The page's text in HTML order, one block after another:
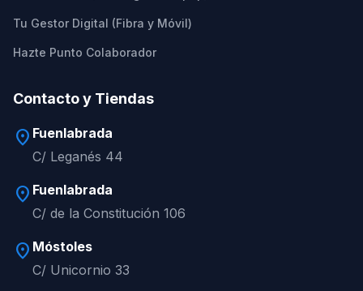
Tu Gestor Digital (Fibra y Móvil)
Hazte Punto Colaborador
Contacto y Tiendas
location_on Fuenlabrada
C/ Leganés 44
location_on Fuenlabrada
C/ de la Constitución 106
location_on Móstoles
C/ Unicornio 33